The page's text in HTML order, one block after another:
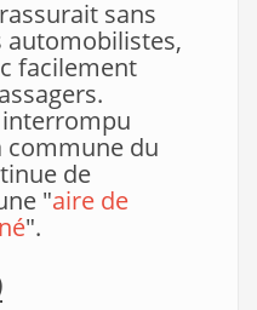
sans
automobilistes,
facilement
interrompu
commune du
de
"aire de
".